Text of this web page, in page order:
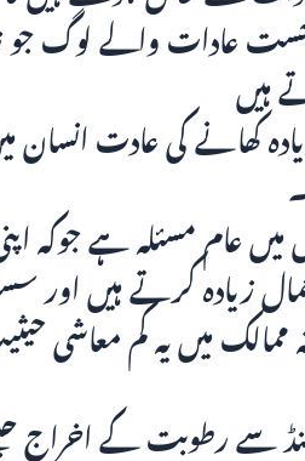
ہے چست عادات والے لوگ جو
ہیں
کھانے کی عادت انسان
میں عام مسئلہ ہے جوکہ
زیادہ کرتے ہیں اور
میں یہ کم معاشی
گلینڈ سے رطوبت کے اخراج